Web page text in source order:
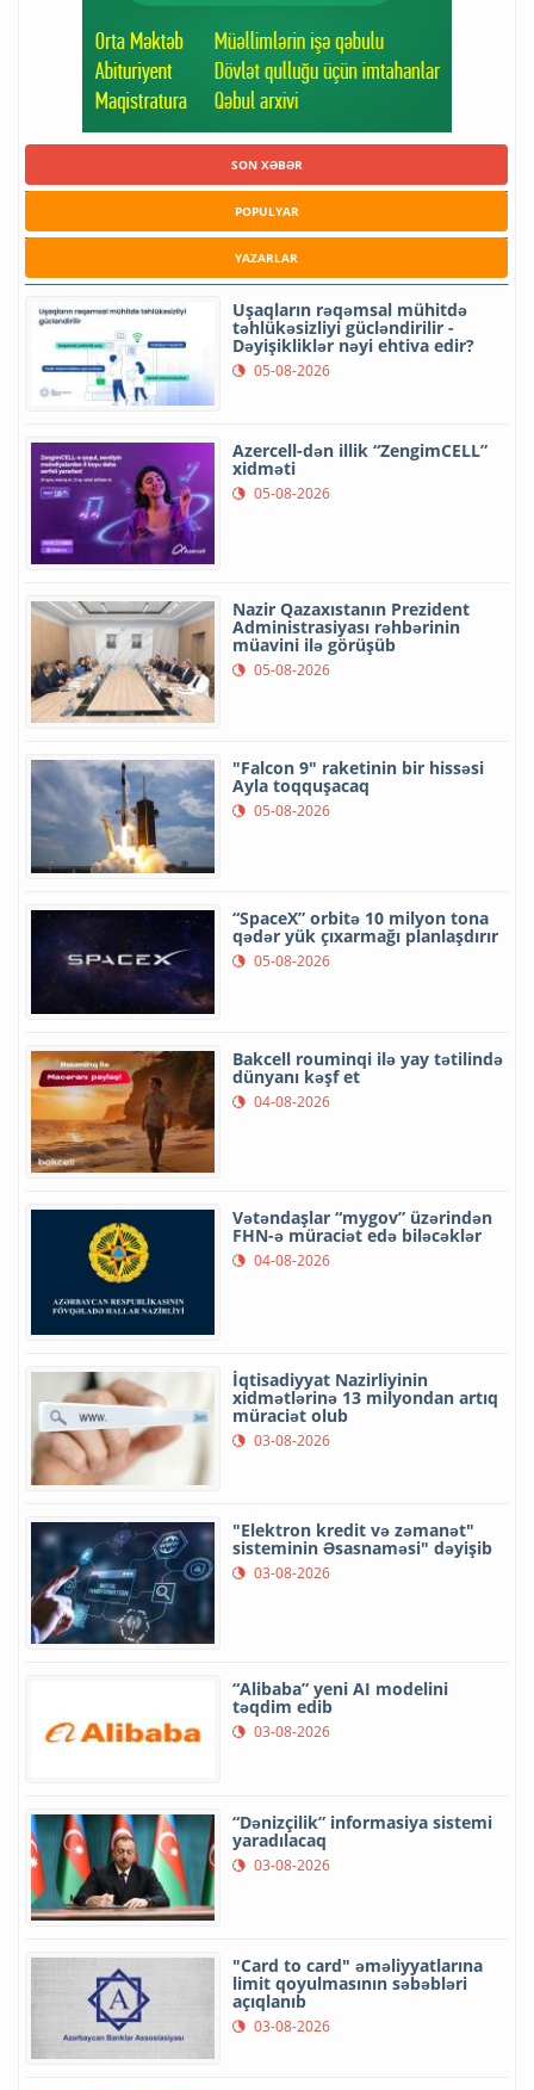
SON XƏBƏR
POPULYAR
YAZARLAR
Uşaqların rəqəmsal mühitdə
təhlükəsizliyi gücləndirilir -
Dəyişikliklər nəyi ehtiva edir?
05-08-2026
Azercell-dən illik “ZengimCELL”
xidməti
05-08-2026
Nazir Qazaxıstanın Prezident
Administrasiyası rəhbərinin
müavini ilə görüşüb
05-08-2026
"Falcon 9" raketinin bir hissəsi
Ayla toqquşacaq
05-08-2026
“SpaceX” orbitə 10 milyon tona
qədər yük çıxarmağı planlaşdırır
05-08-2026
Bakcell rouminqi ilə yay tətilində
dünyanı kəşf et
04-08-2026
Vətəndaşlar “mygov” üzərindən
FHN-ə müraciət edə biləcəklər
04-08-2026
İqtisadiyyat Nazirliyinin
xidmətlərinə 13 milyondan artıq
müraciət olub
03-08-2026
"Elektron kredit və zəmanət"
sisteminin Əsasnaməsi" dəyişib
03-08-2026
“Alibaba” yeni AI modelini
təqdim edib
03-08-2026
“Dənizçilik” informasiya sistemi
yaradılacaq
03-08-2026
"Card to card" əməliyyatlarına
limit qoyulmasının səbəbləri
açıqlanıb
03-08-2026